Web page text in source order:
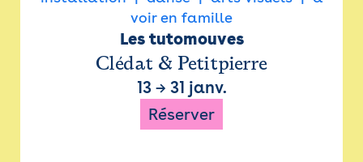
voir en famille
Les tutomouves
Clédat & Petitpierre
13→ 31 janv.
Réserver